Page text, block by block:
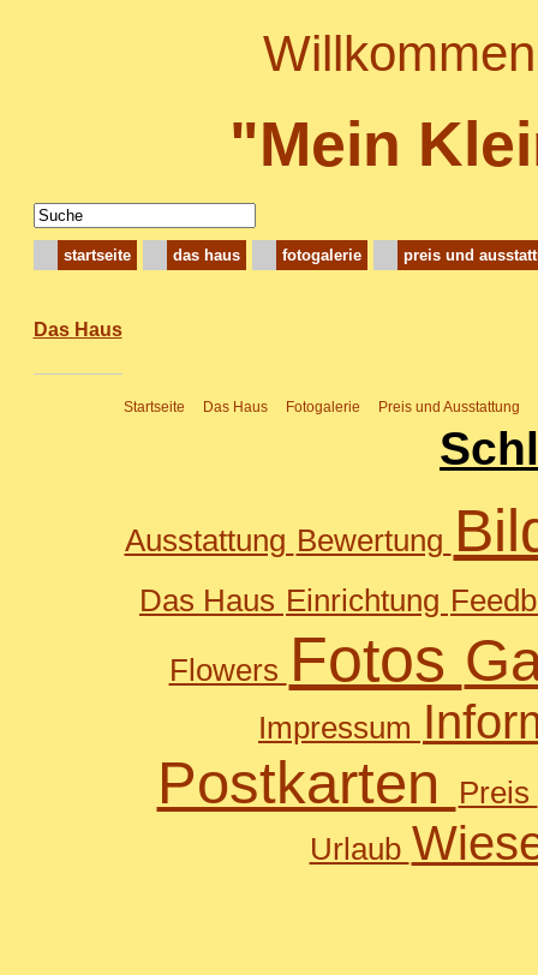
"Mein
startseite das haus fotogalerie preis und
Das Haus
Startseite Das Haus Fotogalerie Preis und Ausstattung
Ausstattung Bewertung
Das Haus Einrichtung
Flowers Fotos
Impressum
Postkarten
Preis
Urlaub